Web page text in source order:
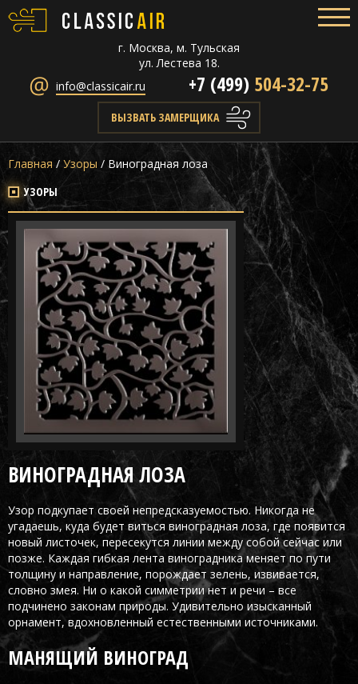
г. Москва, м. Тульская
ул. Лестева 18.
info@classicair.ru
+7 (499) 504-32-75
ВЫЗВАТЬ ЗАМЕРЩИКА
Главная / Узоры / Виноградная лоза
УЗОРЫ
ВИНОГРАДНАЯ ЛОЗА
Узор подкупает своей непредсказуемостью. Никогда не
угадаешь, куда будет виться виноградная лоза, где появится
новый листочек, пересекутся линии между собой сейчас или
позже. Каждая гибкая лента виноградника меняет по пути
толщину и направление, порождает зелень, извивается,
словно змея. Ни о какой симметрии нет и речи – все
подчинено законам природы. Удивительно изысканный
орнамент, вдохновленный естественными источниками.
МАНЯЩИЙ ВИНОГРАД